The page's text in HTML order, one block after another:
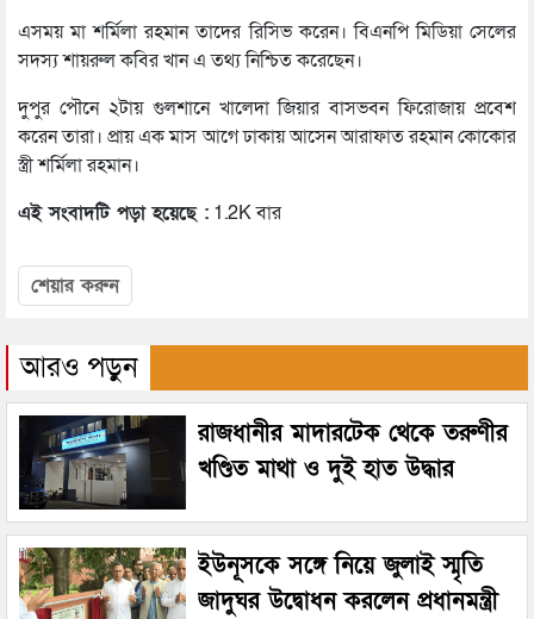
এসময় মা শর্মিলা রহমান তাদের রিসিভ করেন। বিএনপি মিডিয়া সেলের
সদস্য শায়রুল কবির খান এ তথ্য নিশ্চিত করেছেন।
দুপুর পৌনে ২টায় গুলশানে খালেদা জিয়ার বাসভবন ফিরোজায় প্রবেশ
করেন তারা। প্রায় এক মাস আগে ঢাকায় আসেন আরাফাত রহমান কোকোর
স্ত্রী শর্মিলা রহমান।
এই সংবাদটি পড়া হয়েছে : 1.2K বার
শেয়ার করুন
আরও পড়ুন
রাজধানীর মাদারটেক থেকে তরুণীর
খণ্ডিত মাথা ও দুই হাত উদ্ধার
ইউনূসকে সঙ্গে নিয়ে জুলাই স্মৃতি
জাদুঘর উদ্বোধন করলেন প্রধানমন্ত্রী